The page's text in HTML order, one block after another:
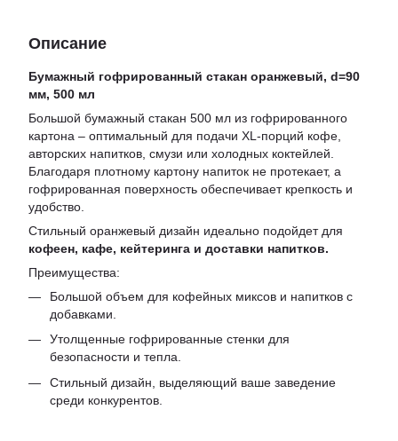
Описание
Бумажный гофрированный стакан оранжевый, d=90
мм, 500 мл
Большой бумажный стакан 500 мл из гофрированного
картона – оптимальный для подачи XL-порций кофе,
авторских напитков, смузи или холодных коктейлей.
Благодаря плотному картону напиток не протекает, а
гофрированная поверхность обеспечивает крепкость и
удобство.
Стильный оранжевый дизайн идеально подойдет для
кофеен, кафе, кейтеринга и доставки напитков.
Преимущества:
Большой объем для кофейных миксов и напитков с
добавками.
Утолщенные гофрированные стенки для
безопасности и тепла.
Стильный дизайн, выделяющий ваше заведение
среди конкурентов.